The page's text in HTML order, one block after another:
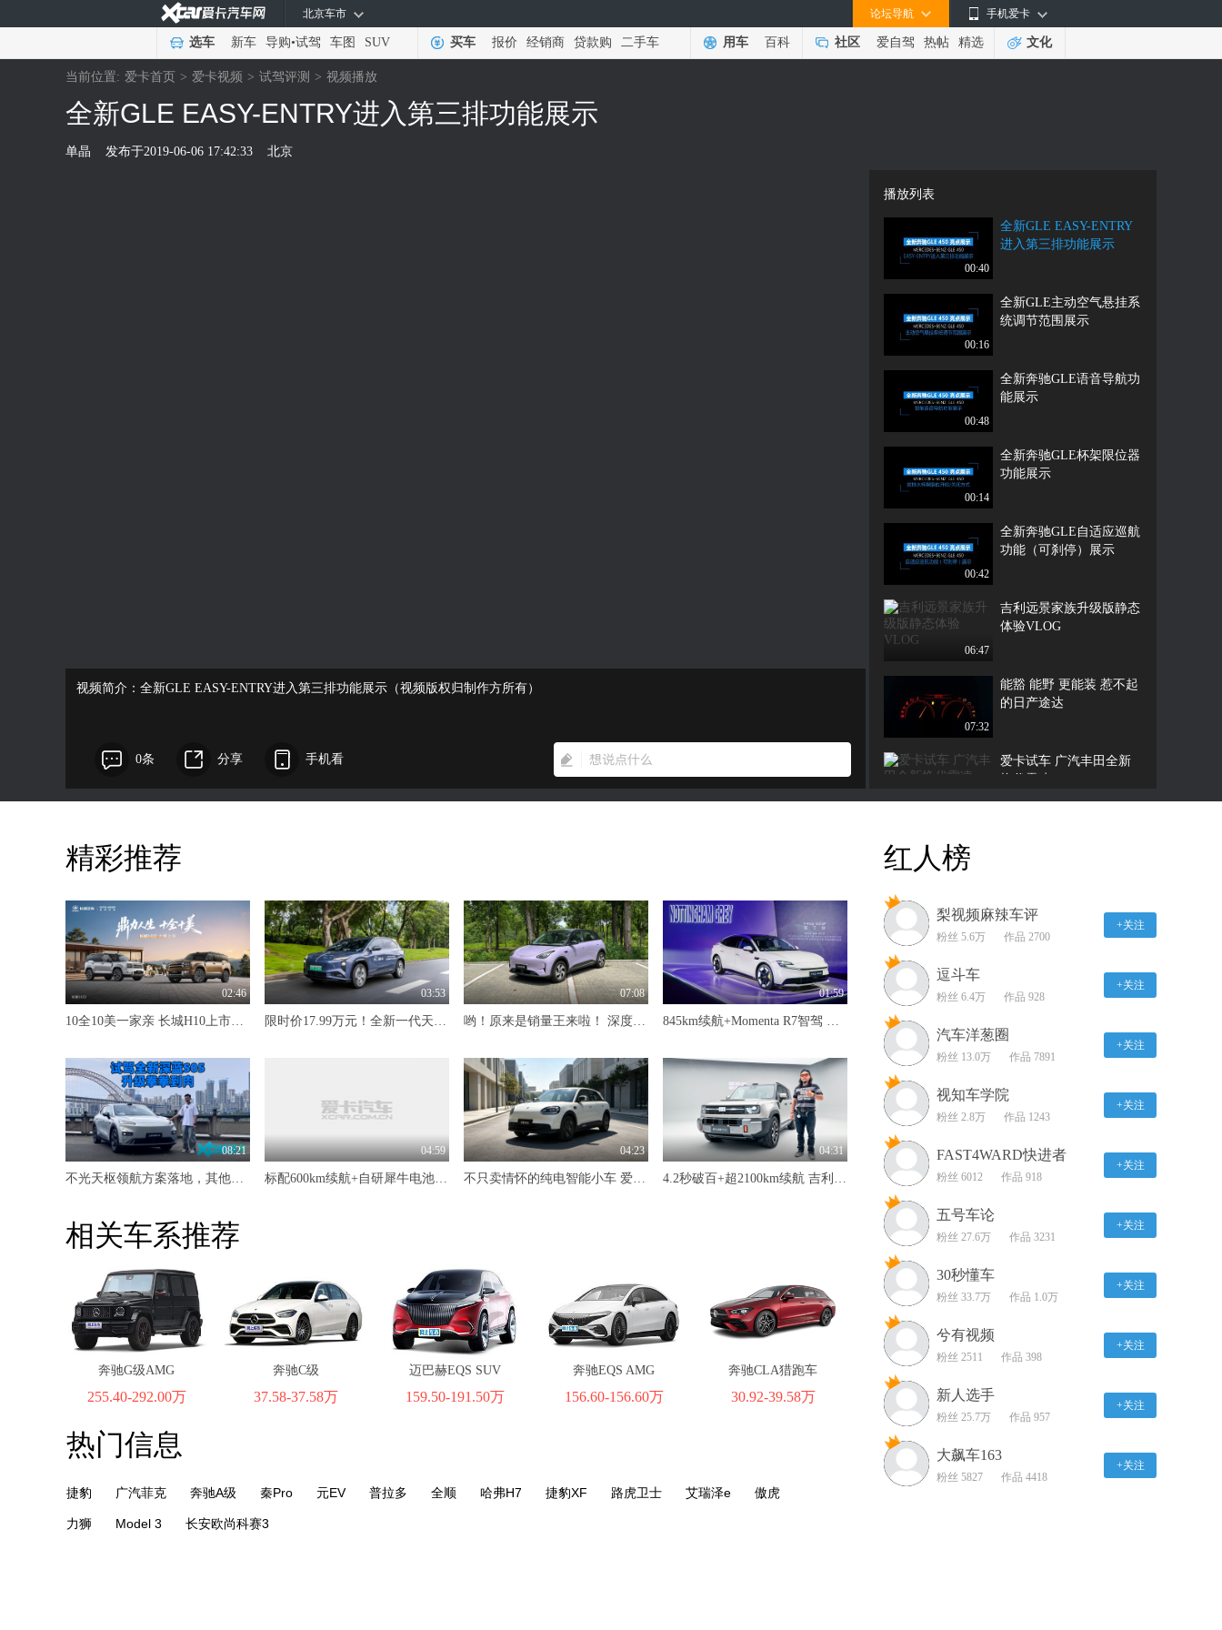
手机爱卡
论坛导航
北京车市
选车 新车 导购•试驾 车图 SUV 买车 报价 经销商 贷款购 二手车 用车 百科 社区 爱自驾 热帖 精选 文化
当前位置: 爱卡首页 > 爱卡视频 > 试驾评测 > 视频播放
全新GLE EASY-ENTRY进入第三排功能展示
单晶 发布于2019-06-06 17:42:33 北京
播放列表
00:40
全新GLE EASY-ENTRY
进入第三排功能展示
00:16
全新GLE主动空气悬挂系
统调节范围展示
00:48
全新奔驰GLE语音导航功
能展示
00:14
全新奔驰GLE杯架限位器
功能展示
00:42
全新奔驰GLE自适应巡航
功能（可刹停）展示
06:47
吉利远景家族升级版静态
体验VLOG
07:32
能豁 能野 更能装 惹不起
的日产途达
08:23
爱卡试车 广汽丰田全新
宝马X7 xDrive40i 刹车展
示
00:37
宝马X7 xDrive40i 绕桩展
宝马X7 xDrive40i通过减
速带测试
驾本田新缤智1.5T
地表最强E级 乐趣性能团
之奔驰AMG E 63 S
00:17
长安马自达CX-5加速展
00:29
全新奔驰GLE导航手写/
视频简介：全新GLE EASY-ENTRY进入第三排功能展示（视频版权归制作方所有）
0条 分享 手机看
精彩推荐
02:46
10全10美一家亲 长城H10上市限时20.18万元起
03:53
限时价17.99万元！全新一代天工08 670 Max重磅上市，限时六重大礼
07:08
哟！原来是销量王来啦！ 深度试驾吉利星愿
01:59
845km续航+Momenta R7智驾 MG07预售12.59万-16.59万
08:21
不光天枢领航方案落地，其他升级也是拳拳到肉 试驾全新深蓝S05
04:59
标配600km续航+自研犀牛电池 抢先体验奇瑞风云T7
04:23
不只卖情怀的纯电智能小车 爱卡深度试驾奇瑞QQ3
04:31
4.2秒破百+超2100km续航 吉利银河战舰700硬派SUV实力出圈
相关车系推荐
奔驰G级AMG
255.40-292.00万
奔驰C级
37.58-37.58万
迈巴赫EQS SUV
159.50-191.50万
奔驰EQS AMG
156.60-156.60万
奔驰CLA猎跑车
30.92-39.58万
热门信息
捷豹 广汽菲克 奔驰A级 秦Pro 元EV 普拉多 全顺 哈弗H7 捷豹XF 路虎卫士 艾瑞泽e 傲虎
力狮 Model 3 长安欧尚科赛3
红人榜
梨视频麻辣车评
粉丝 5.6万 作品 2700
+关注
逗斗车
粉丝 6.4万 作品 928
+关注
汽车洋葱圈
粉丝 13.0万 作品 7891
+关注
视知车学院
粉丝 2.8万 作品 1243
+关注
FAST4WARD快进者
粉丝 6012 作品 918
+关注
五号车论
粉丝 27.6万 作品 3231
+关注
30秒懂车
粉丝 33.7万 作品 1.0万
+关注
兮有视频
粉丝 2511 作品 398
+关注
新人选手
粉丝 25.7万 作品 957
+关注
大飙车163
粉丝 5827 作品 4418
+关注